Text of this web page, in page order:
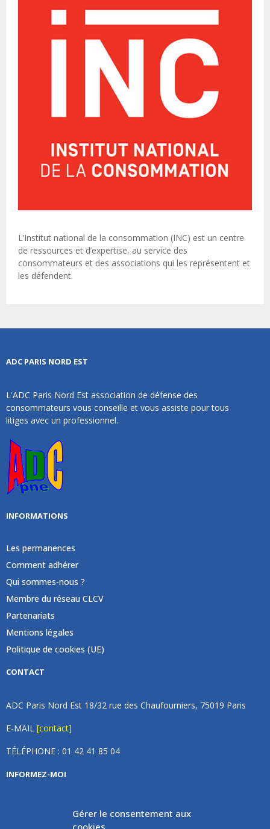
Gérer le consentement aux
cookies
L’Institut national de la consommation (INC) est un centre
de ressources et d’expertise, au service des
consommateurs et des associations qui les représentent et
les défendent.
ADC PARIS NORD EST
L'ADC Paris Nord Est association de défense des
consommateurs vous conseille et vous assiste pour tous
litiges avec un professionnel.
INFORMATIONS
Les permanences
Comment adhérer
Qui sommes-nous ?
Membre du réseau CLCV
Partenariats
Mentions légales
Politique de cookies (UE)
CONTACT
ADC Paris Nord Est 18/32 rue des Chaufourniers, 75019 Paris
E-MAIL [contact]
TÉLÉPHONE : 01 42 41 85 04
INFORMEZ-MOI
Inscrivez vous à notre newsletter et recevez une fois par
mois de nos nouvelles, aucun spam (on promet).